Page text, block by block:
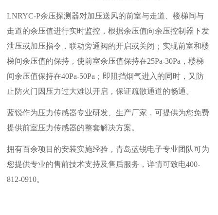
LNRYC-P余压探测器对加压送风的前室与走道、楼梯间与
走道的余压值进行实时监控，根据余压值向余压控制器下发
泄压或加压指令，联动旁通阀的开启或关闭；实现前室和楼
梯间余压值的保持，使前室余压值保持在25Pa-30Pa，楼梯
间余压值保持在40Pa-50Pa；即阻挡烟气进入的同时，又防
止防火门因压力过大难以开启，保证疏散通道的畅通。
蓝锐作为压力传感器专业研发、生产厂家，可提供为您免费
提供前室压力传感器的整套解决方案。
拥有百余项目的安装实施经验，青岛蓝锐电子专业团队可为
您提供专业的售前技术支持及售后服务，详情可致电400-
812-0910。